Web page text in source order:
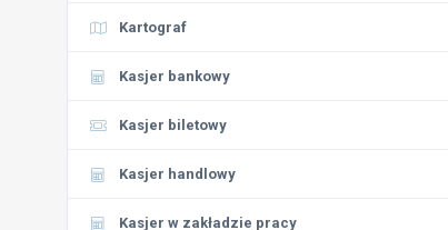
Kartograf
Kasjer bankowy
Kasjer biletowy
Kasjer handlowy
Kasjer w zakładzie pracy